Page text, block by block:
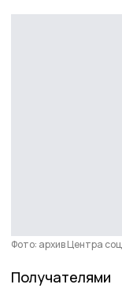
Фото: архив Центра